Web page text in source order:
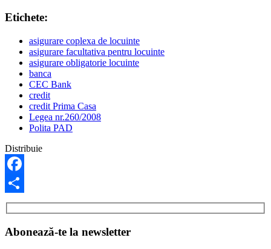
Etichete:
asigurare coplexa de locuinte
asigurare facultativa pentru locuinte
asigurare obligatorie locuinte
banca
CEC Bank
credit
credit Prima Casa
Legea nr.260/2008
Polita PAD
Distribuie
Facebook
Share
Abonează-te la newsletter